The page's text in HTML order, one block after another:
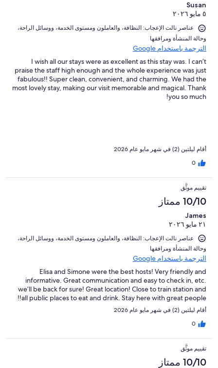
Susan
٥ مايو ٢٠٢٦
عناصر نالت الإعجاب: ⁦النظافة⁩، و⁦العاملون ومستوى الخدمة⁩، و⁦وسائل الراحة⁩،
و⁦حالة المنشأة ومرافقها⁩
الترجمة باستخدام Google
I wish all our stays were as excellent as this stay was. I can’t
praise the staff high enough and the whole experience was just
fabulous!! Super clean, convenient, and charming. We had the
most lovely stay, making our visit memorable and magical. Thank
you so much!
أقام ليلتين (2) في شهر مايو عام 2026
0
تقييم موثَّق
10/10 ممتاز
James
٢١ مايو ٢٠٢٦
عناصر نالت الإعجاب: ⁦النظافة⁩، و⁦العاملون ومستوى الخدمة⁩، و⁦وسائل الراحة⁩،
و⁦حالة المنشأة ومرافقها⁩
الترجمة باستخدام Google
Elisa and Simone were the best hosts! Very friendly and
informative. Great communication and easy to check in, etc.
we’ll be back for sure! Great location! Close to train station and
all public places to eat and drink. Stay here with great people!!
أقام ليلتين (2) في شهر مايو عام 2026
0
تقييم موثَّق
10/10 ممتاز